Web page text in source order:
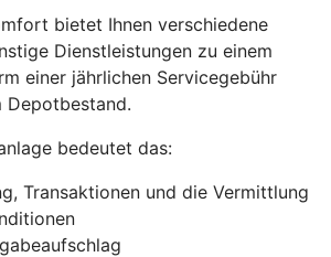
bietet Ihnen verschiedene
Dienstleistungen zu einem
einer jährlichen Servicegebühr
Depotbestand.
bedeutet das:
Transaktionen und die Vermittlung